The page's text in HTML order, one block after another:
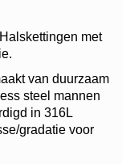
met
van duurzaam
steel mannen
in 316L
gradatie voor